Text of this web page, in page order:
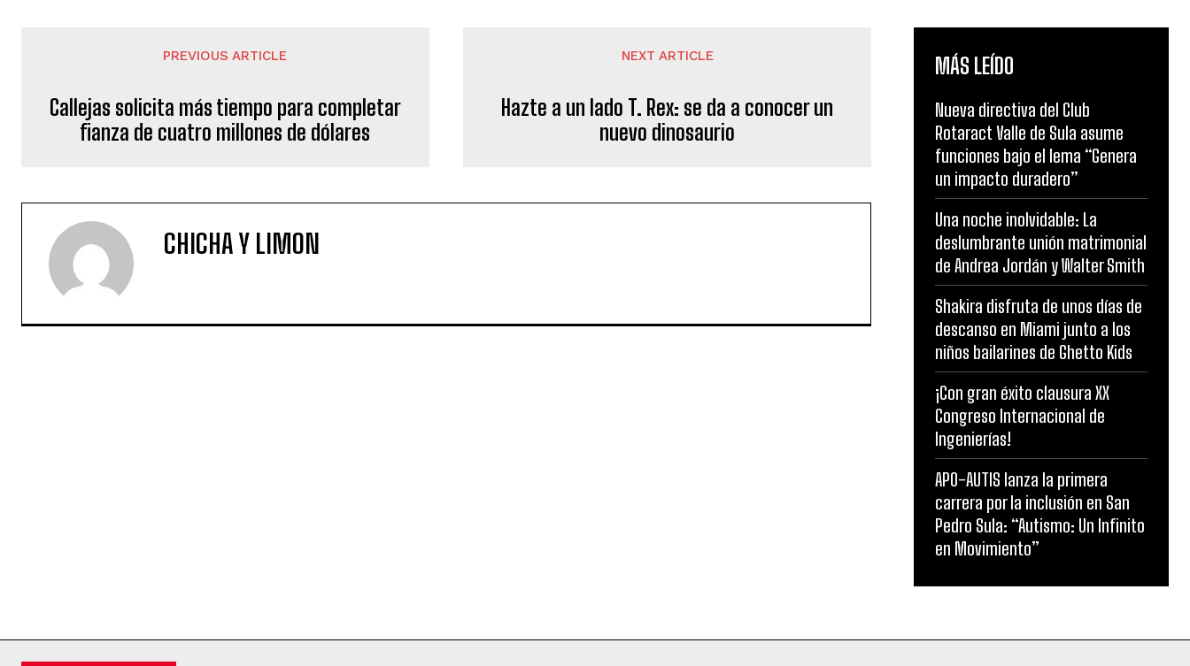
PREVIOUS ARTICLE
Callejas solicita más tiempo para completar
fianza de cuatro millones de dólares
NEXT ARTICLE
Hazte a un lado T. Rex: se da a conocer un
nuevo dinosaurio
CHICHA Y LIMON
MÁS LEÍDO
Nueva directiva del Club
Rotaract Valle de Sula asume
funciones bajo el lema “Genera
un impacto duradero”
Una noche inolvidable: La
deslumbrante unión matrimonial
de Andrea Jordán y Walter Smith
Shakira disfruta de unos días de
descanso en Miami junto a los
niños bailarines de Ghetto Kids
¡Con gran éxito clausura XX
Congreso Internacional de
Ingenierías!
APO-AUTIS lanza la primera
carrera por la inclusión en San
Pedro Sula: “Autismo: Un Infinito
en Movimiento”